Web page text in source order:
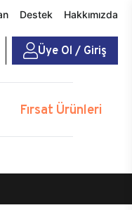
Destek Hakkımızda
Üye Ol / Giriş
Fırsat Ürünleri